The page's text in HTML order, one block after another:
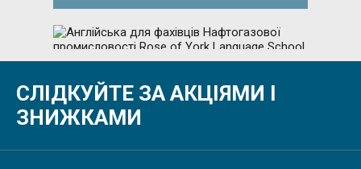
НАФТОГАЗОВОЇ ПРОМИСЛОВОСТІ
ROSE OF YORK LANGUAGE SCHOOL,
СЛІДКУЙТЕ ЗА АКЦІЯМИ І
ЗНИЖКАМИ